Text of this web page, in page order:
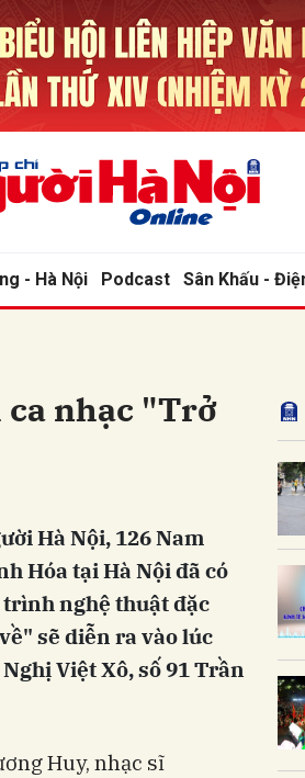
- Hà Nội Podcast Sân Khấu -
nhạc "Trở
Hà Nội, 126 Nam
Hóa tại Hà Nội đã có
nghệ thuật đặc
sẽ diễn ra vào lúc
Việt Xô, số 91 Trần
Huy, nhạc sĩ